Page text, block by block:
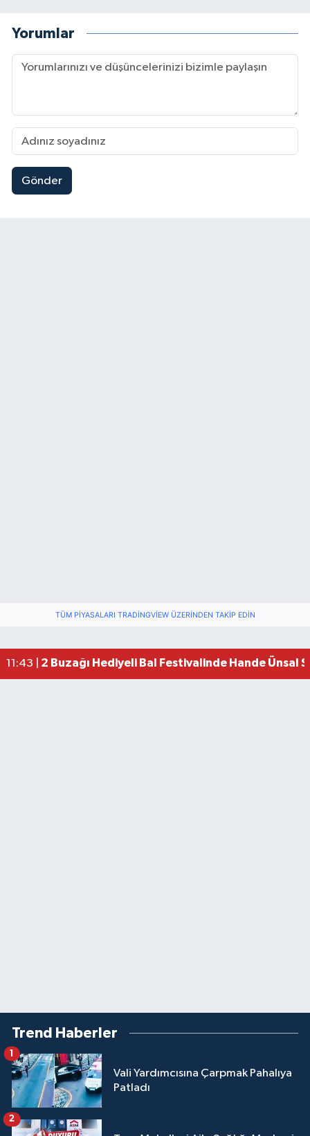
Yorumlar
Gönder
TÜM PIYASALARI TRADINGVIEW ÜZERINDEN TAKIP EDIN
11:43 | 2 Buzağı Hediyeli Bal Festivalinde Hande Ünsal
Trend Haberler
Vali Yardımcısına Çarpmak Pahalıya
Patladı
1
2